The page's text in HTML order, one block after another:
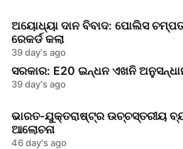
ଅୟୋଧ୍ୟା ଦାନ ବିବାଦ: ପୋଲିସ
ରେକର୍ଡ କଲା
39 day's ago
ସରକାର: E20 ଇନ୍ଧନ ଏଖନି
39 day's ago
ଭାରତ-ଯୁକ୍ତରାଷ୍ଟ୍ର ଉଚ୍ଚସ୍ତରୀୟ
ଆଲୋଚନା
46 day's ago